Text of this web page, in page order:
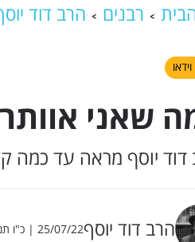
רבנים הרב דוד
שאני
דוד יוסף מראה עד כמה
הרב דוד יוסף25/07/22 | כ"ו תמוז התשפ"ב